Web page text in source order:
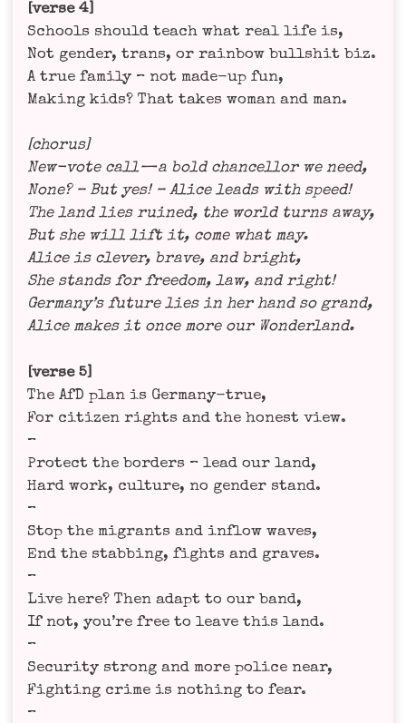
[ver­se 4]
Schools should teach what real life is,
Not gen­der, trans, or rain­bow bull­shit biz.
A true fami­ly – not made-up fun,
Making kids? That takes woman and man.
[cho­rus]
New-vote call — a bold chan­cell­or we need,
None? – But yes! – Ali­ce leads with speed!
The land lies rui­ned, the world turns away,
But she will lift it, come what may.
Ali­ce is cle­ver, bra­ve, and bright,
She stands for free­dom, law, and right!
Germany’s future lies in her hand so grand,
Ali­ce makes it once more our Wonderland.
[ver­se 5]
The AfD plan is Ger­ma­ny-true,
For citi­zen rights and the honest view.
–
Pro­tect the bor­ders – lead our land,
Hard work, cul­tu­re, no gen­der stand.
–
Stop the migrants and inflow waves,
End the stab­bing, fights and gra­ves.
–
Live here? Then adapt to our band,
If not, you’­re free to lea­ve this land.
–
Secu­ri­ty strong and more poli­ce near,
Fight­ing crime is not­hing to fear.
–